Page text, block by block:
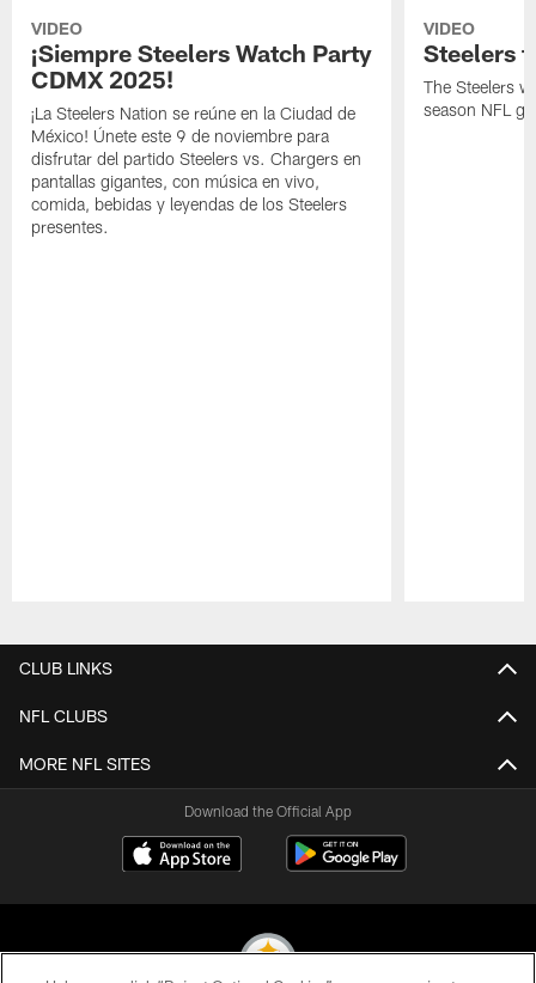
VIDEO
¡Siempre Steelers Watch Party
CDMX 2025!
¡La Steelers Nation se reúne en la Ciudad de
México! Únete este 9 de noviembre para
disfrutar del partido Steelers vs. Chargers en
pantallas gigantes, con música en vivo,
comida, bebidas y leyendas de los Steelers
presentes.
VIDEO
Steelers
The Steelers
season NFL
CLUB LINKS
NFL CLUBS
MORE NFL SITES
Download the Official App